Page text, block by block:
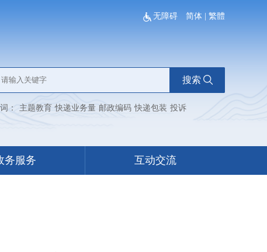
无障碍 简体 繁體
搜索
： 主题教育 快递业务量 邮政编码 快递包装 投诉
务服务 互动交流